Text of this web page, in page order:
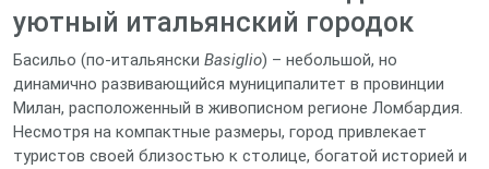
уютный итальянский городок
Басильо (по‑итальянски Basiglio) – небольшой, но
динамично развивающийся муниципалитет в провинции
Милан, расположенный в живописном регионе Ломбардия.
Несмотря на компактные размеры, город привлекает
туристов своей близостью к столице, богатой историей и